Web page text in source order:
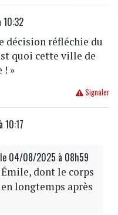
décision réfléchie du
quoi cette ville de
! »
Signaler
le 04/08/2025 à 08h59
dont le corps
longtemps après